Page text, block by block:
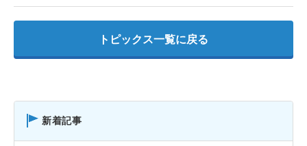
トピックス一覧に戻る
新着記事